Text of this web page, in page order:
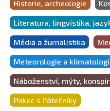
Historie, archeologie
Literatura, lingvistika,
Média a žurnalistika
Meteorologie a
Náboženství, mýty,
Pokec s Pátečníky